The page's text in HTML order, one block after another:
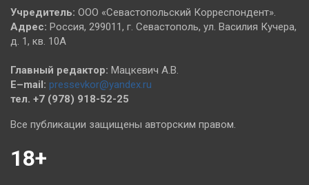
Учредитель: ООО «Севастопольский Корреспондент».
Адрес: Россия, 299011, г. Севастополь, ул. Василия Кучера,
д. 1, кв. 10А
Главный редактор: Мацкевич А.В.
E–mail: pressevkor@yandex.ru
тел. +7 (978) 918-52-25
Все публикации защищены авторским правом.
18+